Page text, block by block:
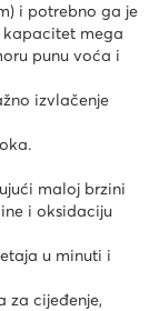
i potrebno ga je
kapacitet mega
punu voća i
izvlačenje
maloj brzini
i oksidaciju
u minuti i
za cijeđenje,